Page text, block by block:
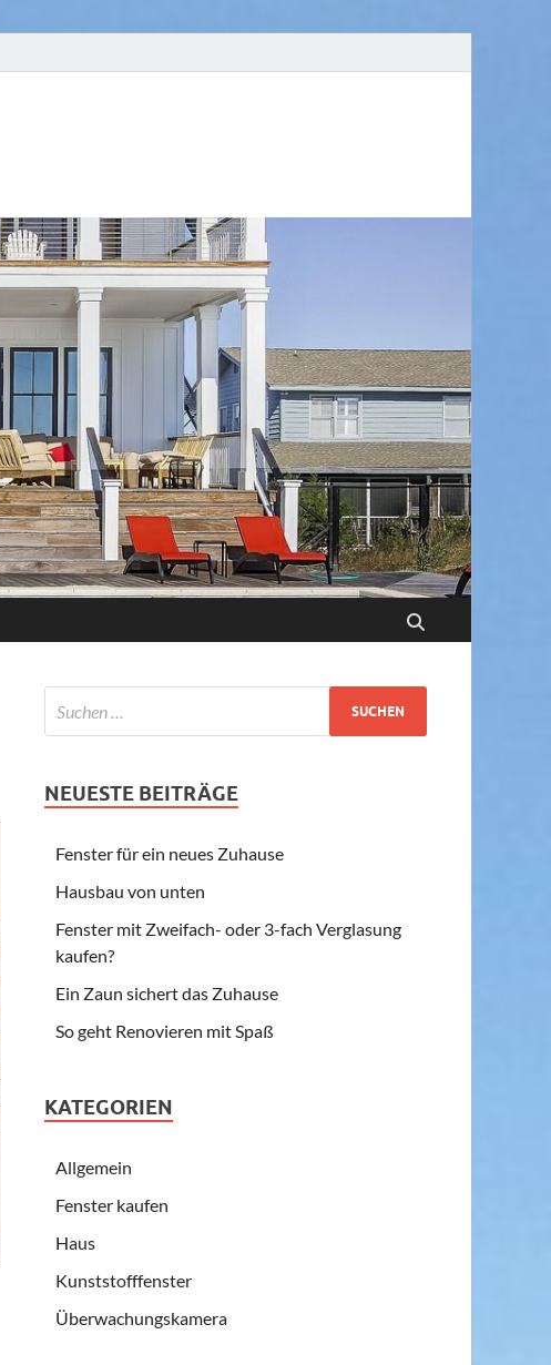
NEUESTE BEITRÄGE
Fenster für ein neues Zuhause
Hausbau von unten
Fenster mit Zweifach- oder 3-fach Verglasung
kaufen?
Ein Zaun sichert das Zuhause
So geht Renovieren mit Spaß
KATEGORIEN
Allgemein
Fenster kaufen
Haus
Kunststofffenster
Überwachungskamera